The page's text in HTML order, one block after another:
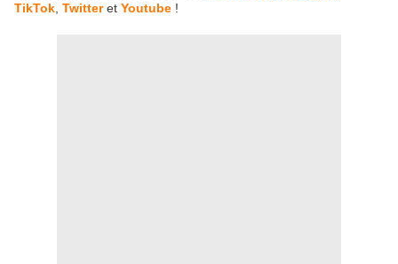
TikTok Twitter et Youtube !